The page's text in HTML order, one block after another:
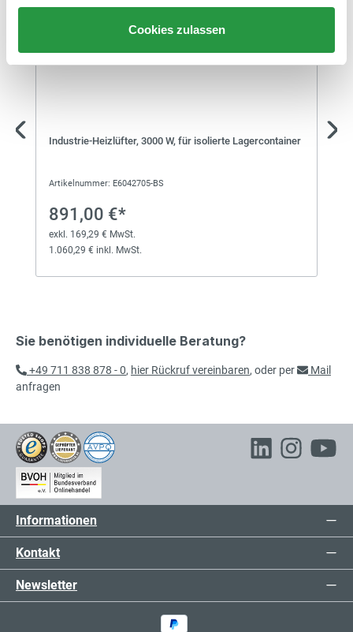
Cookies zulassen
Industrie-Heizlüfter, 3000 W, für isolierte Lagercontainer
Artikelnummer: E6042705-BS
891,00 €*
exkl. 169,29 € MwSt.
1.060,29 € inkl. MwSt.
Sie benötigen individuelle Beratung?
+49 711 838 878 - 0, hier Rückruf vereinbaren, oder per
Mail
anfragen
Informationen
Kontakt
Newsletter